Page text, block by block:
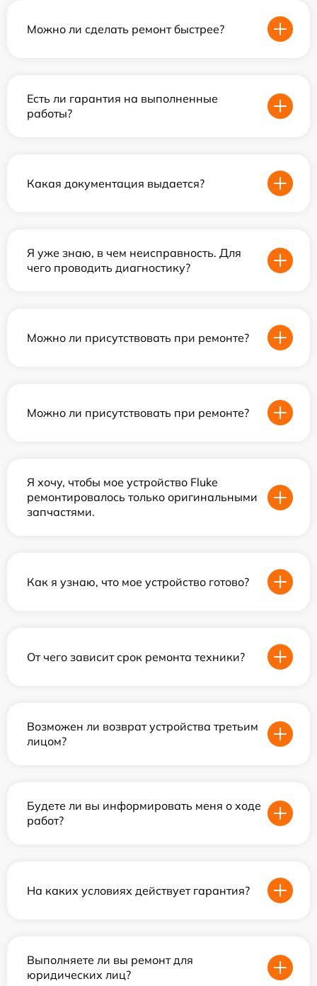
Можно ли сделать ремонт быстрее?
Есть ли гарантия на выполненные
работы?
Какая документация выдается?
Я уже знаю, в чем неисправность. Для
чего проводить диагностику?
Можно ли присутствовать при ремонте?
Можно ли присутствовать при ремонте?
Я хочу, чтобы мое устройство Fluke
ремонтировалось только оригинальными
запчастями.
Как я узнаю, что мое устройство готово?
От чего зависит срок ремонта техники?
Возможен ли возврат устройства третьим
лицом?
Будете ли вы информировать меня о ходе
работ?
На каких условиях действует гарантия?
Выполняете ли вы ремонт для
юридических лиц?